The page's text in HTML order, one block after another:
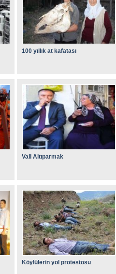
100 yıllık at kafatası
Vali Altıparmak
Köylülerin yol protestosu